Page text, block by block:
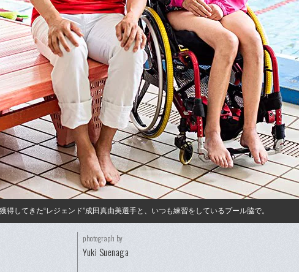
してきた“レジェンド”成田真由美選手と、いつも練習をしているプール脇で。
photograph by
Yuki Suenaga